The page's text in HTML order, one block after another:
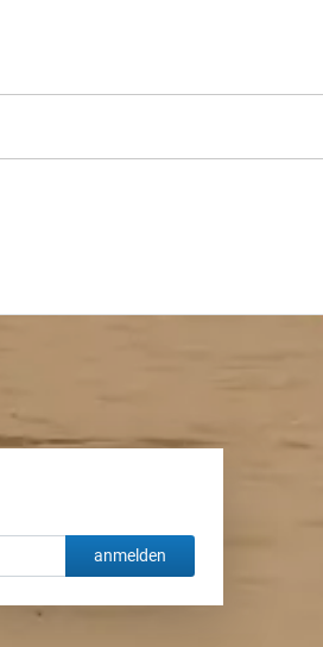
anmelden